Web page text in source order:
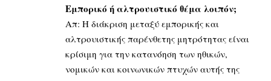
Εμπορικό ή αλτρουιστικό θέμα λοιπόν;
Απ: Η διάκριση μεταξύ εμπορικής και
αλτρουιστικής παρένθετης μητρότητας είναι
κρίσιμη για την κατανόηση των ηθικών,
νομικών και κοινωνικών πτυχών αυτής της